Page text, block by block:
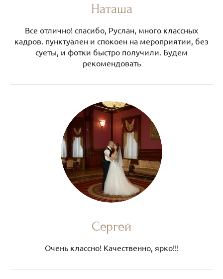
Наташа
Все отлично! спасибо, Руслан, много классных
кадров. пунктуален и спокоен на мероприятии, без
суеты, и фотки быстро получили. Будем
рекомендовать
Сергей
Очень классно! Качественно, ярко!!!